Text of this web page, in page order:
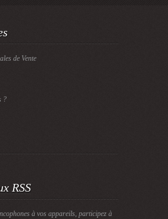
de Vente
?
RSS
à vos appareils, participez à